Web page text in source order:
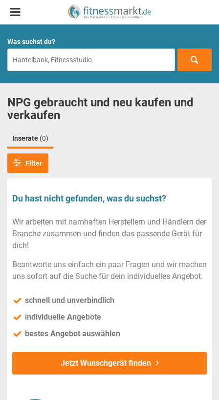
Was suchst du?
NPG gebraucht und neu kaufen und
verkaufen
Inserate (0)
Filter
Du hast nicht gefunden, was du suchst?
Wir arbeiten mit namhaften Herstellern und Händlern der
Branche zusammen und finden das passende Gerät für
dich!
Beantworte uns einfach ein paar Fragen und wir machen
uns sofort auf die Suche für dein individuelles Angebot.
schnell und unverbindlich
individuelle Angebote
bestes Angebot auswählen
Jetzt Wunschgerät finden